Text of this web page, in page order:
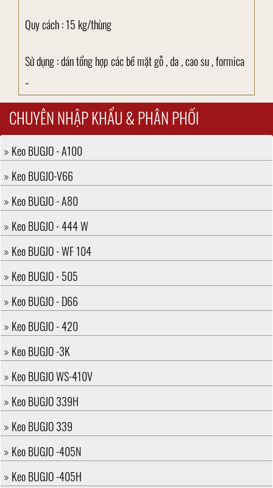
Quy cách : 15 kg/thùng
Sử dụng : dán tổng hợp các bề mặt gỗ , da , cao su , formica
..
CHUYÊN NHẬP KHẨU & PHÂN PHỐI
Keo BUGJO - A100
Keo BUGJO-V66
Keo BUGJO - A80
Keo BUGJO - 444 W
Keo BUGJO - WF 104
Keo BUGJO - 505
Keo BUGJO - D66
Keo BUGJO - 420
Keo BUGJO -3K
Keo BUGJO WS-410V
Keo BUGJO 339H
Keo BUGJO 339
Keo BUGJO -405N
Keo BUGJO -405H